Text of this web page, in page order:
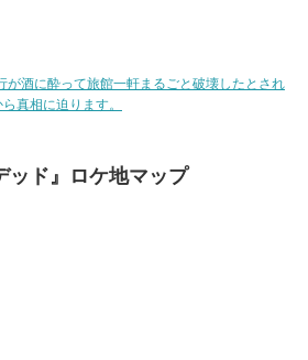
が酒に酔って旅館一軒まるごと破壊したとされ
真相に迫ります。
ッド』ロケ地マップ